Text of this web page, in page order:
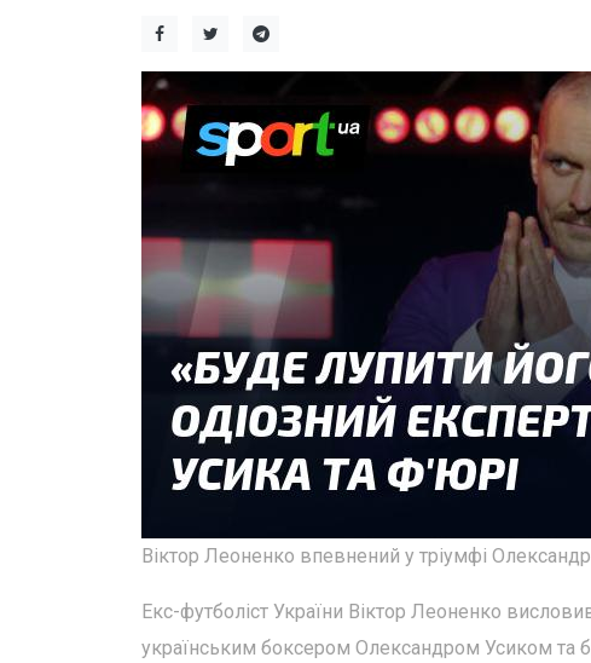
Віктор Леоненко впевнений у тріумфі
Екс-футболіст України Віктор Леоненко
українським боксером Олександром Усиком та